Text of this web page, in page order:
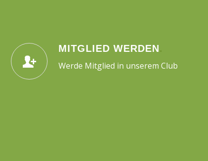
MITGLIED WERDEN
Werde Mitglied in unserem Club